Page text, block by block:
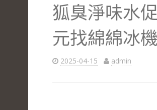
狐臭淨味水
元找綿綿冰機
2025-04-15 admin